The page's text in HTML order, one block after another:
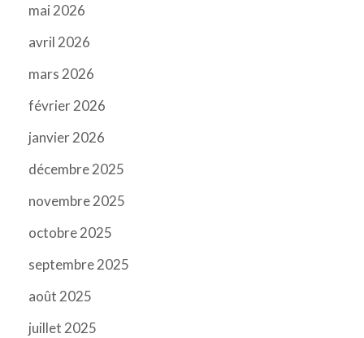
mai 2026
avril 2026
mars 2026
février 2026
janvier 2026
décembre 2025
novembre 2025
octobre 2025
septembre 2025
août 2025
juillet 2025